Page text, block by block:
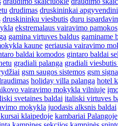
drudimas druskininkai
druskininku viesbutis duru
ekstremalaus vairavimo pamokos
gamina virtuves baldus gaminame
kaune geriausia vairavimo
baldai komodos gintaro baldai
gradiali palanga gradiali
gsm saugos sistemos gsm
holiday villa palanga hotel
vairavimo mokykla vilniuje
svetaines baldai italiski virtuves
mokykla juodasis alksnis baldai
klaipedoje kambariai Palangoje